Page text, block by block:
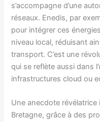
s’accompagne d’une
réseaux. Enedis, par
pour intégrer ces
niveau local, réduisant
transport. C’est une
qui se reflète aussi dans
infrastructures cloud ou
Une anecdote
Bretagne, grâce à des